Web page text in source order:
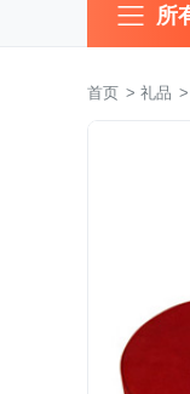
所
首页 > 礼品 >